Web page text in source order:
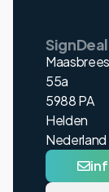
SignDeal
55a
5988 PA
Helden
Nederland